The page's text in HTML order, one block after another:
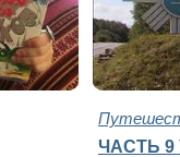
ЧАСТЬ 9